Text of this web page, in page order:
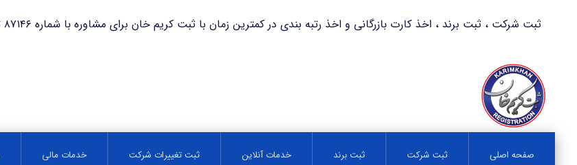
ثبت شرکت ، ثبت برند ، اخذ کارت بازرگانی و اخذ رتبه بندی در کمترین زمان با ثبت کریم خان برای مشاوره با شماره ۸۷۱۴۶ تماس حاصل فرمایید.
صفحه اصلی ثبت شرکت ثبت برند خدمات آنلاین ثبت تغییرات شرکت خدمات مالی